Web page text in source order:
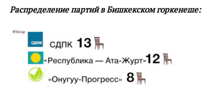
Распределение партий в Бишкекском горкенеше: